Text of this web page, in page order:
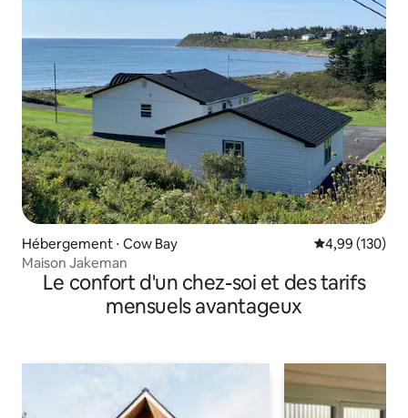
Hébergement ⋅ Cow Bay Évaluation
4,99 (130)
Maison Jakeman
Le confort d'un chez-soi et des tarifs
mensuels avantageux